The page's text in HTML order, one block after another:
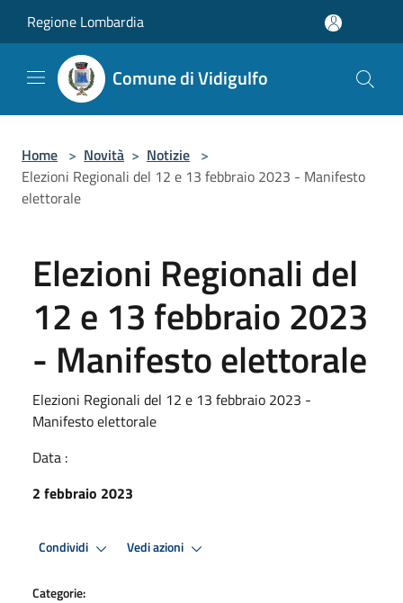
Regione Lombardia
Comune di Vidigulfo
Home > Novità > Notizie >
Elezioni Regionali del 12 e 13 febbraio 2023 - Manifesto
elettorale
Elezioni Regionali del
12 e 13 febbraio 2023
- Manifesto elettorale
Elezioni Regionali del 12 e 13 febbraio 2023 -
Manifesto elettorale
Data :
2 febbraio 2023
Condividi Vedi azioni
Categorie: